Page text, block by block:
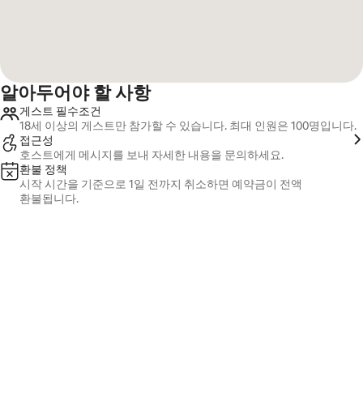
알아두어야 할 사항
게스트 필수조건
18세 이상의 게스트만 참가할 수 있습니다. 최대 인원은 100명입니다.
접근성
호스트에게 메시지를 보내 자세한 내용을 문의하세요.
환불 정책
시작 시간을 기준으로 1일 전까지 취소하면 예약금이 전액
환불됩니다.